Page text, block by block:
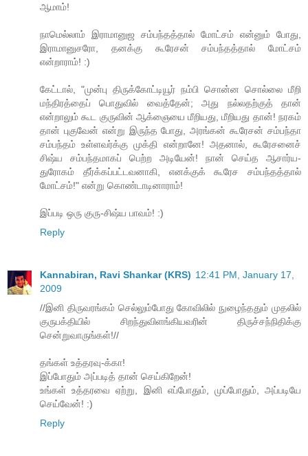
ஆமாம்!
நாமெல்லாம் இராமானுஜ சம்பந்தத்தால் மோட்சம் என்னும் போது,
இராமானுசரோ, தனக்கு கூரேசன் சம்பந்தத்தால் மோட்சம்
என்றாராம்! :)
கேட்டால், "முன்பு திருக்கோட்டியூர் நம்பி சொன்ன சொல்லை மீறி
மந்திரத்தைப் பொதுவில் வைத்தேன்; அது நல்லதற்குத் தான்
என்றாலும் கூட குருவின் ஆக்ஞையை மீறியது, மீறியது தான்! நரகம்
தான் புகுவேன் என்று இருந்த போது, அரங்கன் கூரேசன் சம்பந்தா
சம்பந்தம் உள்ளவர்க்கு முக்தி என்றானே! அதனால், கூரேசனைச்
சிஷ்ய சம்பந்தமாகப் பெற்ற அடியேன்! நான் செய்த ஆசார்ய-
துரோகம் தீர்க்கப்பட்டவனாகி, எனக்குக் கூரேச சம்பந்தத்தால்
மோட்சம்!" என்று கொண்டாடினாராம்!
இப்படி ஒரு குரு-சிஷ்ய பாவம்! :)
Reply
Kannabiran, Ravi Shankar (KRS) 12:41 PM, January 17,
2009
//இனி திருவரங்கம் செல்லும்போது கோவிலில் நுழைந்ததும் முதலில்
குருபக்தியில் சிறந்துவிளங்கியவரின் திருச்சந்நிதிக்கு
சென்றுவாருங்கள்!//
தங்கள் உத்தரவு-க்கா!
இப்போதும் அப்படித் தான் செய்கிறேன்!
உங்கள் உத்தரவை ஏற்று, இனி எப்போதும், முப்போதும், அப்படியே
செய்வேன்! :)
Reply